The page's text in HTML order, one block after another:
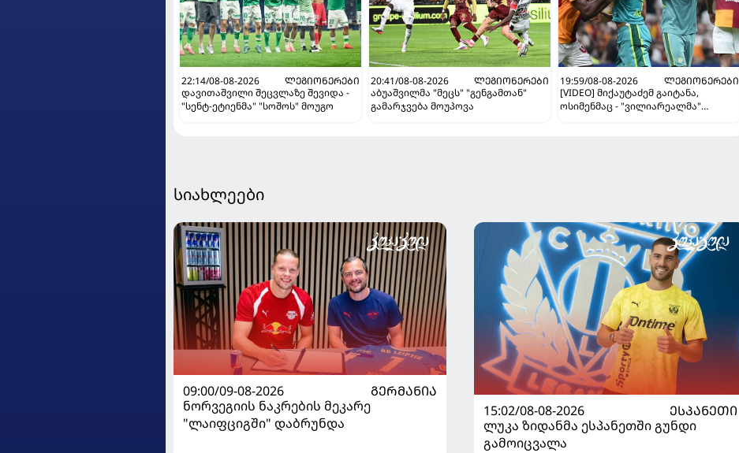
22:14/08-08-2026
ᲚᲔᲒᲘᲝᲜᲔᲠᲔᲑᲘ
დავითაშვილი შეცვლაზე შევიდა -
"სენტ-ეტიენმა" "სოშოს" მოუგო
20:41/08-08-2026
ᲚᲔᲒᲘᲝᲜᲔᲠᲔᲑᲘ
აბუაშვილმა "მეცს" "გენგამთან"
გამარჯვება მოუპოვა
19:59/08-08-2026
ᲚᲔᲒᲘᲝᲜᲔᲠᲔᲑᲘ
[VIDEO] მიქაუტაძემ გაიტანა,
ოსიმენმაც - "ვილიარეალმა"
სიახლეები
09:00/09-08-2026
ᲒᲔᲠᲛᲐᲜᲘᲐ
ნორვეგიის ნაკრების მეკარე
"ლაიფციგში" დაბრუნდა
15:02/08-08-2026
ᲔᲡᲞᲐᲜᲔᲗᲘ
ლუკა ზიდანმა ესპანეთში გუნდი
გამოიცვალა